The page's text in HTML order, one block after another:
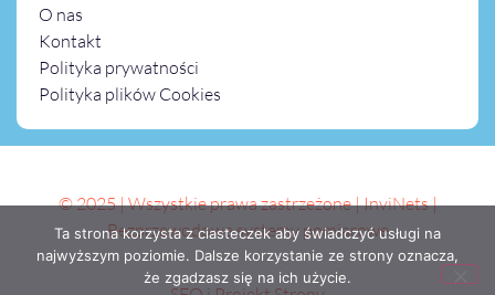
O nas
Kontakt
Polityka prywatności
Polityka plików Cookies
© 2025 | Wszystkie prawa zastrzeżone | InviNets |
Bezprzewodowe systemy pomiarowe
Ta strona korzysta z ciasteczek aby świadczyć usługi na
najwyższym poziomie. Dalsze korzystanie ze strony oznacza,
że zgadzasz się na ich użycie.